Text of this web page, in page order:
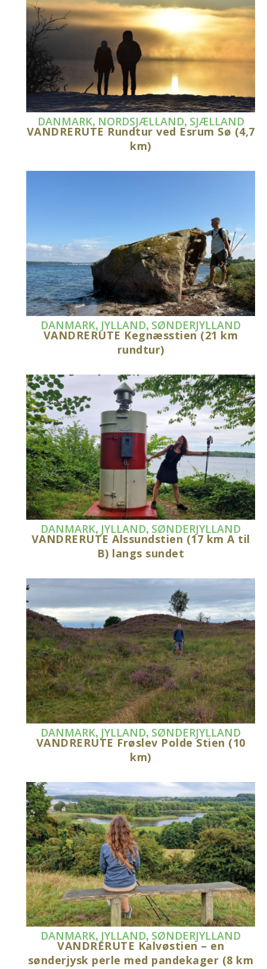
DANMARK, NORDSJÆLLAND, SJÆLLAND
VANDRERUTE Rundtur ved Esrum Sø (4,7
km)
DANMARK, JYLLAND, SØNDERJYLLAND
VANDRERUTE Kegnæsstien (21 km
rundtur)
DANMARK, JYLLAND, SØNDERJYLLAND
VANDRERUTE Alssundstien (17 km A til
B) langs sundet
DANMARK, JYLLAND, SØNDERJYLLAND
VANDRERUTE Frøslev Polde Stien (10
km)
DANMARK, JYLLAND, SØNDERJYLLAND
VANDRERUTE Kalvøstien – en
sønderjysk perle med pandekager (8 km